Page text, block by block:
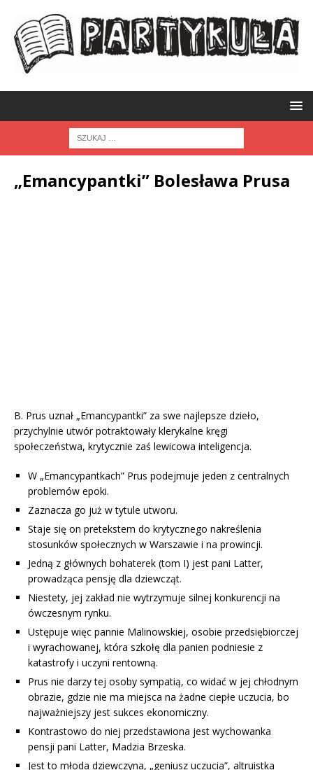
„Emancypantki” Bolesława Prusa
B. Prus uznał „Emancypantki” za swe najlepsze dzieło,
przychylnie utwór potraktowały klerykalne kręgi
społeczeństwa, krytycznie zaś lewicowa inteligencja.
W „Emancypantkach” Prus podejmuje jeden z centralnych
problemów epoki.
Zaznacza go już w tytule utworu.
Staje się on pretekstem do krytycznego nakreślenia
stosunków społecznych w Warszawie i na prowincji.
Jedną z głównych bohaterek (tom I) jest pani Latter,
prowadząca pensję dla dziewcząt.
Niestety, jej zakład nie wytrzymuje silnej konkurencji na
ówczesnym rynku.
Ustępuje więc pannie Malinowskiej, osobie przedsiębiorczej
i wyrachowanej, która szkołę dla panien podniesie z
katastrofy i uczyni rentowną.
Prus nie darzy tej osoby sympatią, co widać w jej chłodnym
obrazie, gdzie nie ma miejsca na żadne ciepłe uczucia, bo
najważniejszy jest sukces ekonomiczny.
Kontrastowo do niej przedstawiona jest wychowanka
pensji pani Latter, Madzia Brzeska.
Jest to młoda dziewczyna, „geniusz uczucia”, altruistka